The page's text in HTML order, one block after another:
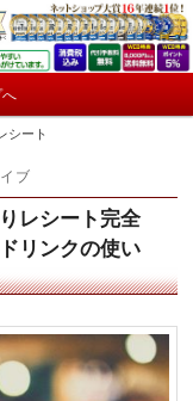
ー！】
記事をお届けします。
シート
ブ
レシート完全
リンクの使い